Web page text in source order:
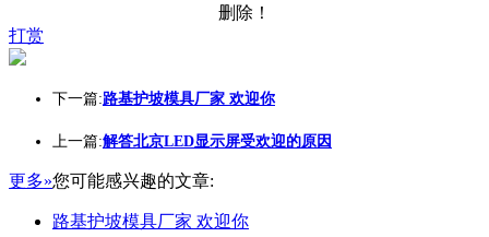
删除！
打赏
下一篇:路基护坡模具厂家 欢迎你
上一篇:解答北京LED显示屏受欢迎的原因
更多»您可能感兴趣的文章:
路基护坡模具厂家 欢迎你